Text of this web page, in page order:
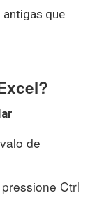
antigas que
de
Ctrl